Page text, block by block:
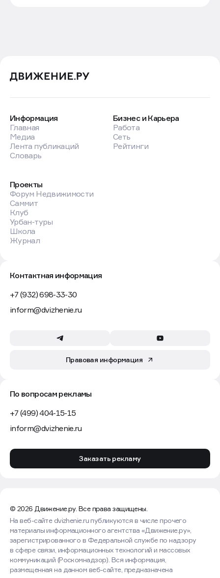
Информация
Главная
Медиа
Лента публикаций
Словарь
Бизнес и Карьера
Работа
Сеть
Рейтинги
Проекты
Форум Недвижимости
Саммит
Клуб
Урбан-туры
Школа
Журнал
Контактная информация
+7 (932) 698-33-30
inform@dvizhenie.ru
Правовая информация
По вопросам рекламы
+7 (499) 404-15-15
inform@dvizhenie.ru
Заказать рекламу
© 2026 Движение.ру. Все права защищены.
На веб-сайте dvizhenie.ru публикуются в числе прочего
материалы информационного агентства «Движение.ру»,
зарегистрированного в Федеральной службе по надзору
в сфере связи, информационных технологий и массовых
коммуникаций (Роскомнадзор). Вся информация,
размещенная на данном веб-сайте, предназначена